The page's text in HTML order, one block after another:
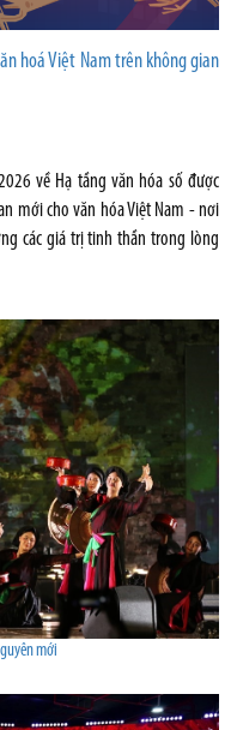
hoá Việt Nam trên không gian
về Hạ tầng văn hóa số được
mới cho văn hóa Việt Nam - nơi
các giá trị tinh thần trong lòng
mới